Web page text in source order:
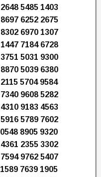
5485 1403
6252 2675
6970 1307
7184 6728
5031 9300
5039 6380
5704 9584
9608 5282
9183 4563
5789 7602
8905 9320
2355 3302
9762 5407
7639 1905